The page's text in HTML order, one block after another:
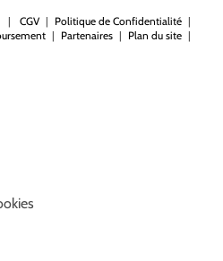
| CGV | Politique de Confidentialité |
| Partenaires | Plan du site |